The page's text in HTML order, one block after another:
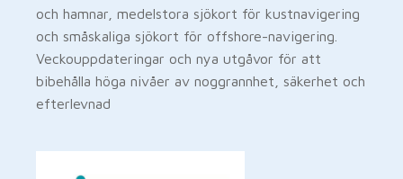
och hamnar, medelstora sjökort för kustnavigering
och småskaliga sjökort för offshore-navigering.
Veckouppdateringar och nya utgåvor för att
bibehålla höga nivåer av noggrannhet, säkerhet och
efterlevnad